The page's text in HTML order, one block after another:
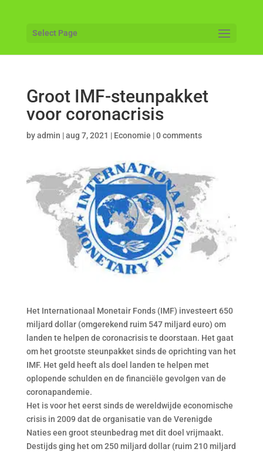
Select Page
Groot IMF-steunpakket
voor coronacrisis
byadmin |aug 7, 2021 | Economie |0 comments
Het Internationaal Monetair Fonds (IMF) investeert 650
miljard dollar (omgerekend ruim 547 miljard euro) om
landen te helpen de coronacrisis te doorstaan. Het gaat
om het grootste steunpakket sinds de oprichting van het
IMF. Het geld heeft als doel landen te helpen met
oplopende schulden en de financiële gevolgen van de
coronapandemie.
Het is voor het eerst sinds de wereldwijde economische
crisis in 2009 dat de organisatie van de Verenigde
Naties een groot steunbedrag met dit doel vrijmaakt.
Destijds ging het om 250 miljard dollar (ruim 210 miljard